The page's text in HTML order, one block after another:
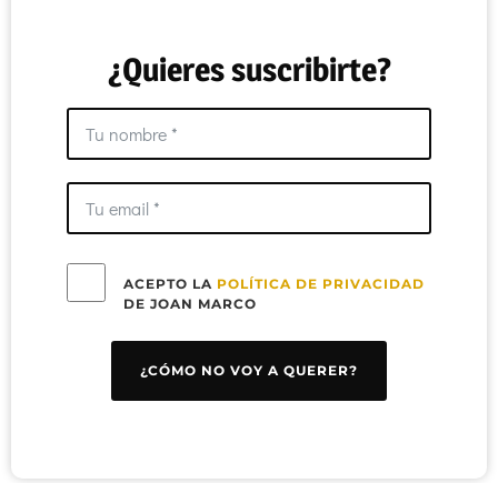
¿Quieres suscribirte?
ACEPTO LA POLÍTICA DE PRIVACIDAD
DE JOAN MARCO
¿CÓMO NO VOY A QUERER?